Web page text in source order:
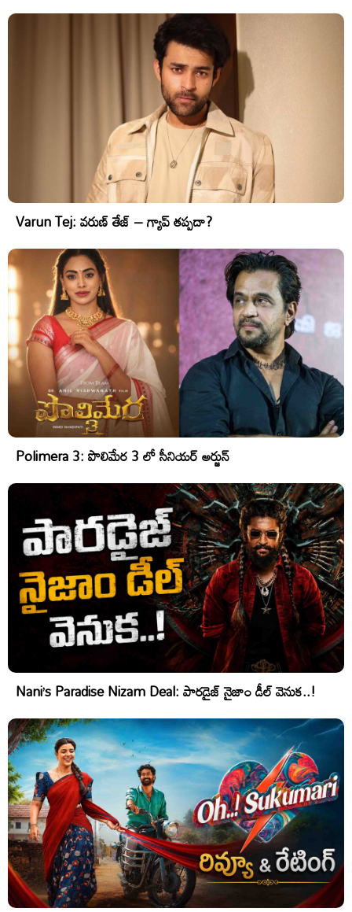
Varun Tej: వరుణ్ తేజ్ – గ్యాప్ తప్పదా?
Polimera 3: పొలిమేర 3 లో సీనియర్ అర్జున్
Nani’s Paradise Nizam Deal: పారడైజ్ నైజాం డీల్ వెనుక..!